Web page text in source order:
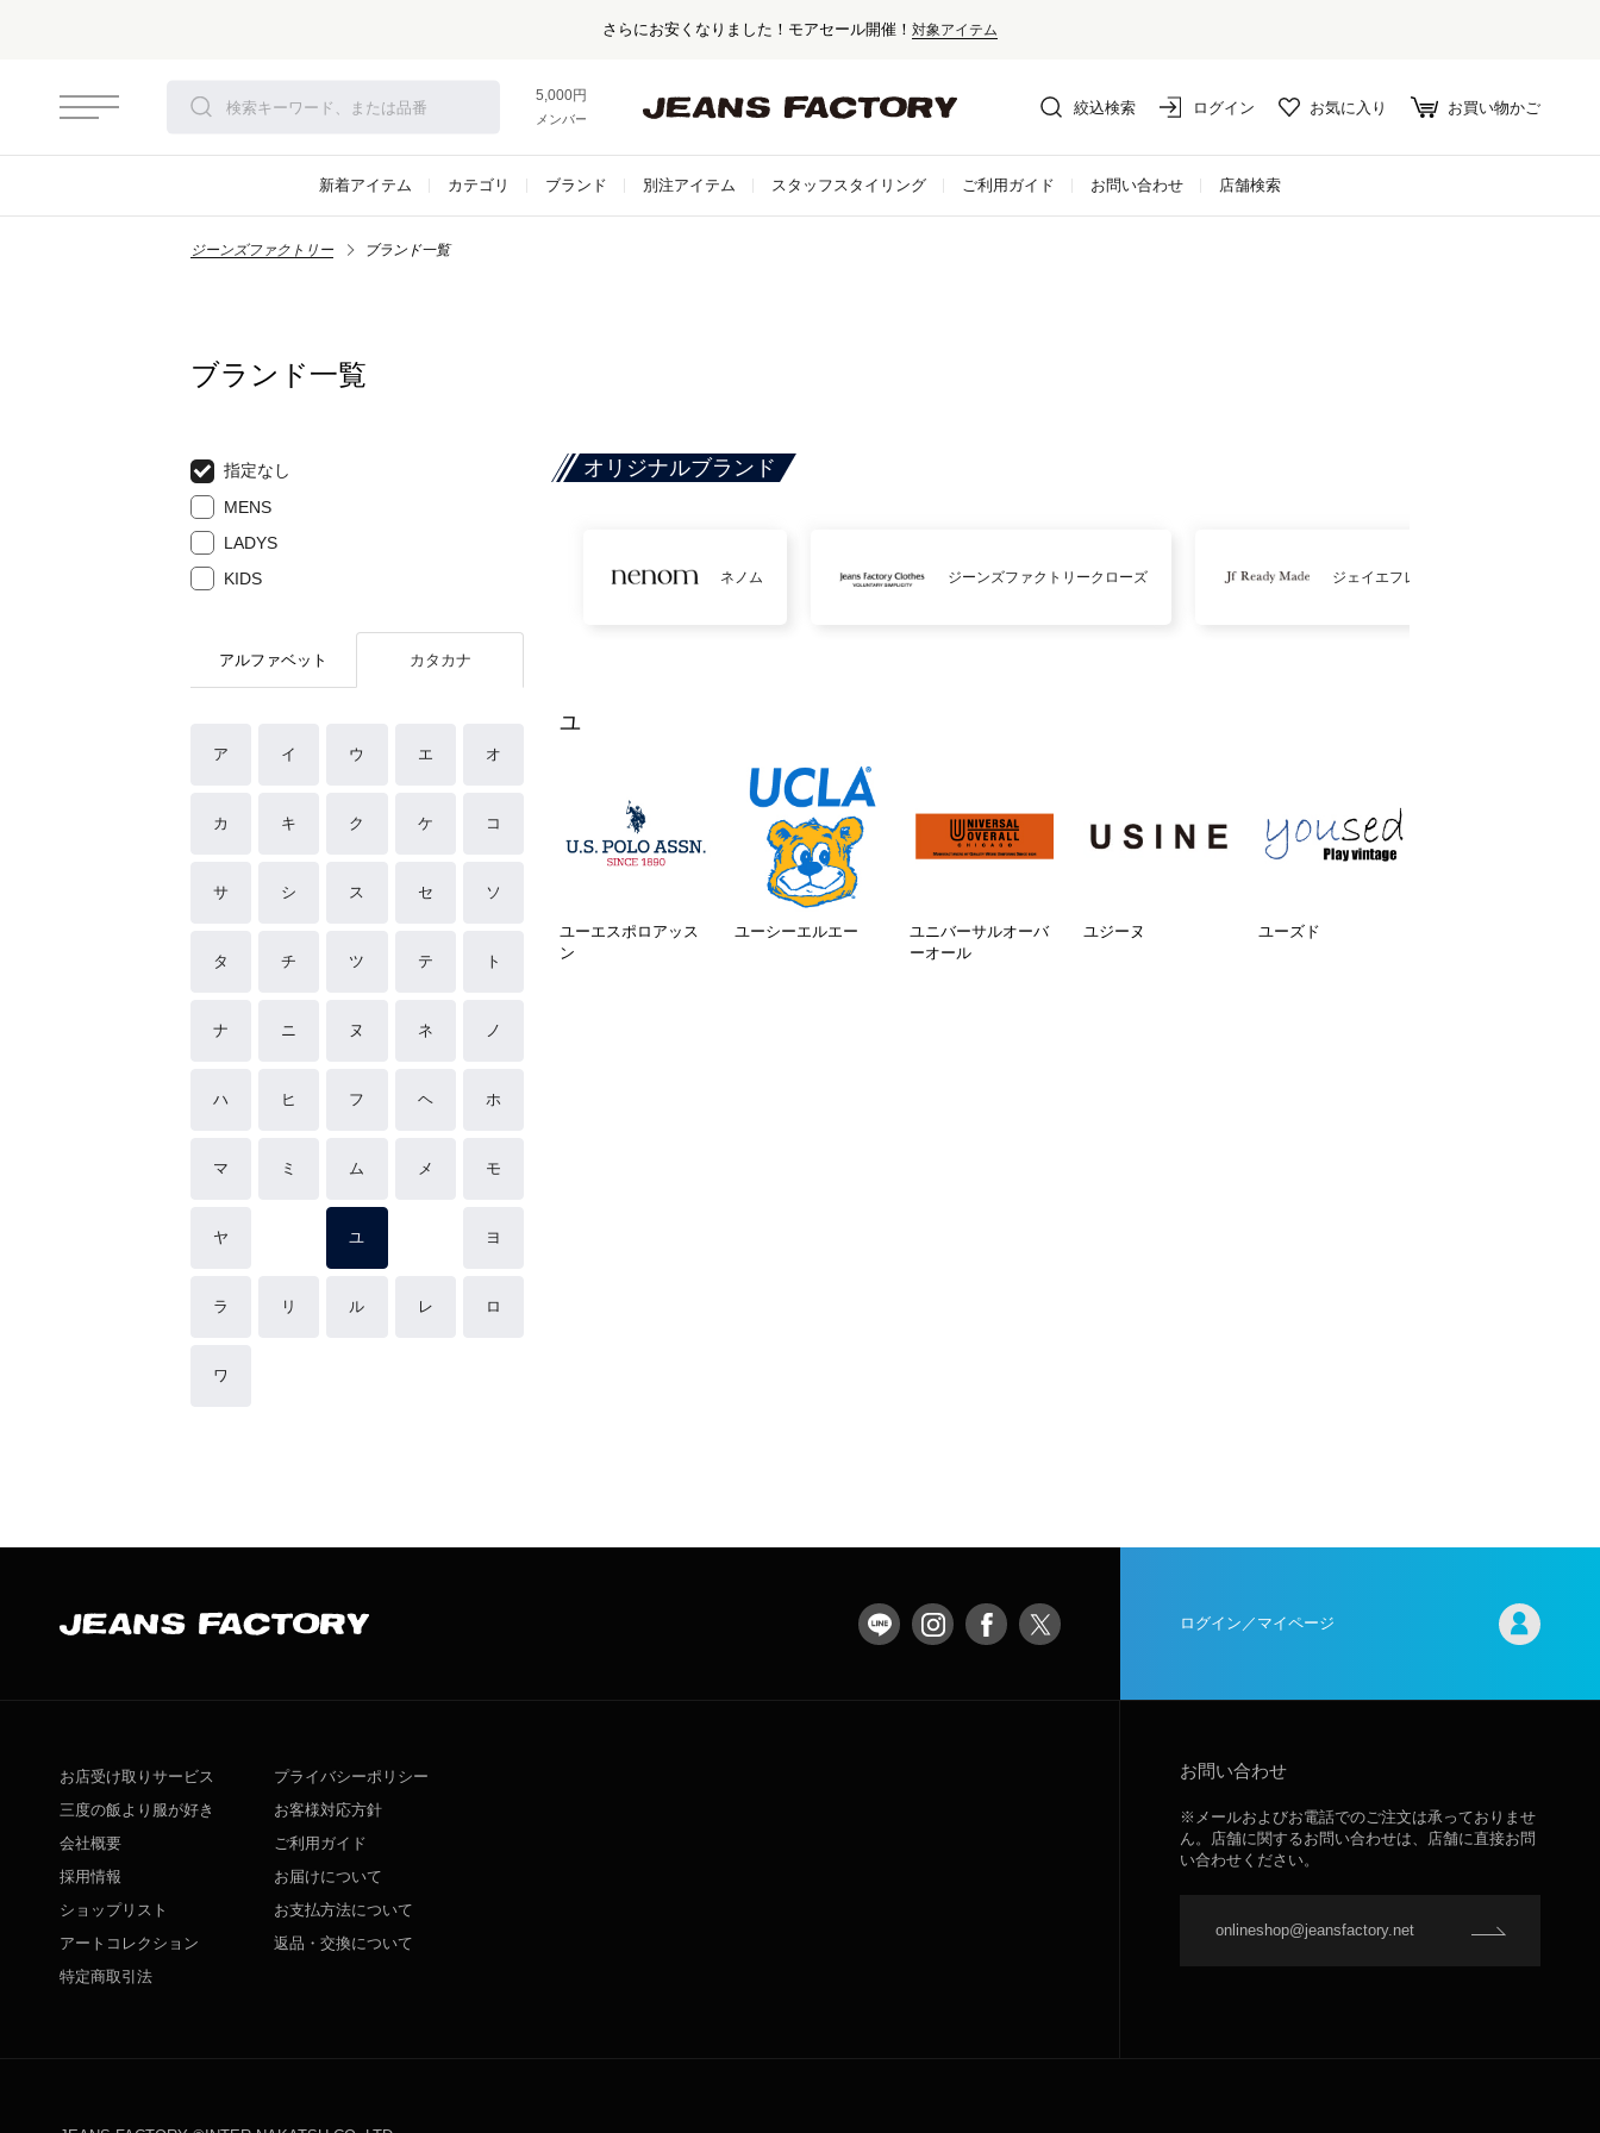
さらにお安くなりました！モアセール開催！ 対象アイテム
5,000円以上お買い上げで送料無料！
メンバー登録でお得な情報をゲット。さらに詳しく
絞込検索 ログイン お気に入り お買い物かご
新着アイテム カテゴリ ブランド 別注アイテム スタッフスタイリング ご利用ガイド お問い合わせ 店舗検索
ジーンズファクトリー ブランド一覧
ブランド一覧
指定なし
MENS
LADYS
KIDS
アルファベット カタカナ
ア イ ウ エ オ
カ キ ク ケ コ
サ シ ス セ ソ
タ チ ツ テ ト
ナ ニ ヌ ネ ノ
ハ ヒ フ ヘ ホ
マ ミ ム メ モ
ヤ ユ ヨ
ラ リ ル レ ロ
ワ
オリジナルブランド
ネノム ジーンズファクトリークローズ ジェイエフレディメイド
ユ
ユーエスポロアッス
ン
ユーシーエルエー
ユニバーサルオーバ
ーオール
ユジーヌ ユーズド
ログイン／マイページ
お店受け取りサービス
三度の飯より服が好き
会社概要
採用情報
ショップリスト
アートコレクション
特定商取引法
プライバシーポリシー
お客様対応方針
ご利用ガイド
お届けについて
お支払方法について
返品・交換について
お問い合わせ
※メールおよびお電話でのご注文は承っておりませ
ん。店舗に関するお問い合わせは、店舗に直接お問
い合わせください。
onlineshop@jeansfactory.net